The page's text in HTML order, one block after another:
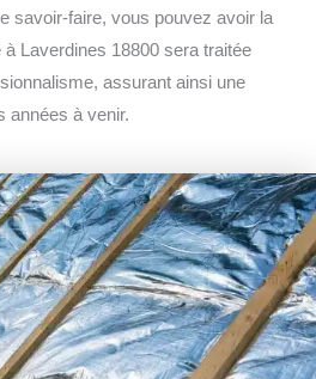
savoir-faire, vous pouvez avoir la
Laverdines 18800 sera traitée
assurant ainsi une
années à venir.